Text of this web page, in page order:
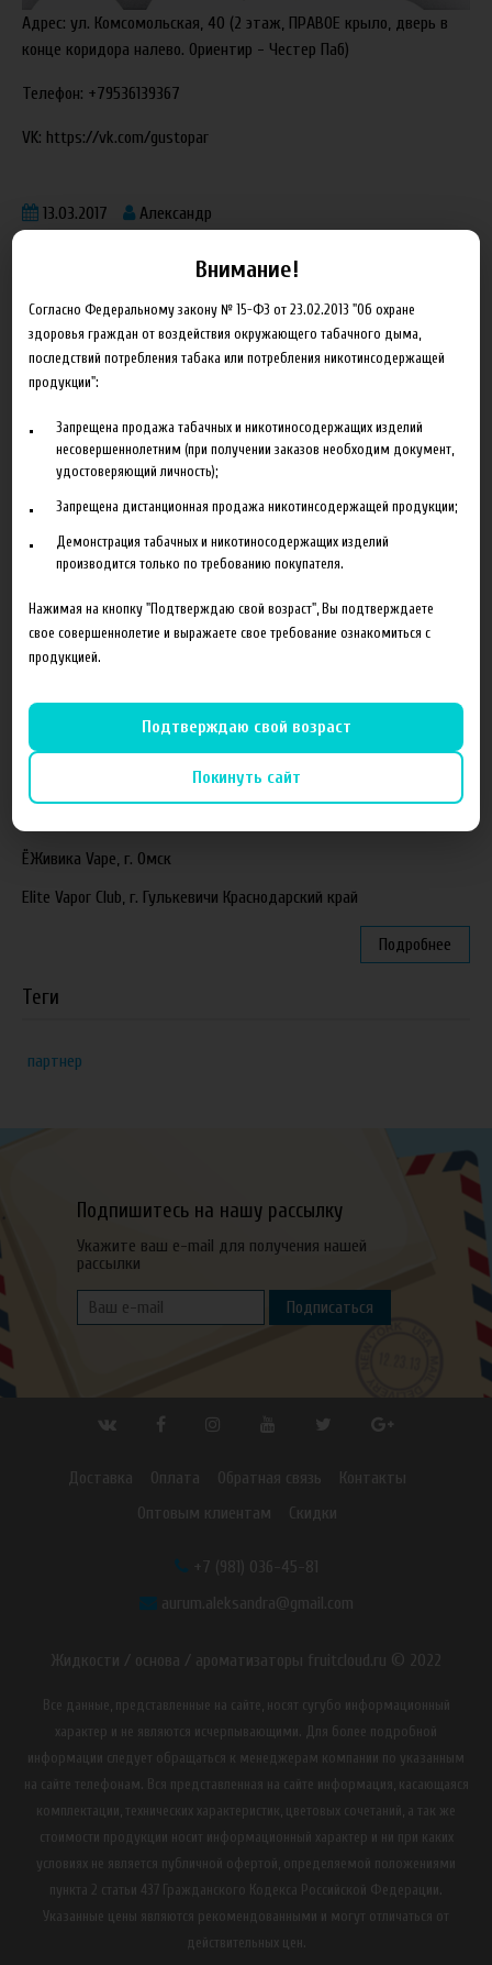
Адрес: ул. Комсомольская, 40 (2 этаж, ПРАВОЕ крыло, дверь в
конце коридора налево. Ориентир - Честер Паб)
Телефон: +79536139367
VK: https://vk.com/gustopar
13.03.2017 Александр
Новинка HeroesFarm
Ароматизаторы Xian Taima в наличии
Новая линейка жидкостей Time Travel Machine
Поступление ароматизаторов XianTaima
Подробнее
"ZEUS", г. Санкт-Петербург
VapeReserve, г. Ульяновск
ЁЖивика Vape, г. Омск
Elite Vapor Club, г. Гулькевичи Краснодарский край
Подробнее
Теги
партнер
Подпишитесь на нашу рассылку
Укажите ваш e-mail для получения нашей
рассылки
Подписаться
Доставка Оплата Обратная связь
Контакты
Оптовым клиентам
Скидки
+7 (981) 036-45-81
aurum.aleksandra@gmail.com
Жидкости / основа / ароматизаторы fruitcloud.ru © 2022
Все данные, представленные на сайте, носят сугубо информационный
характер и не являются исчерпывающими. Для более подробной
информации следует обращаться к менеджерам компании по указанным
на сайте телефонам. Вся представленная на сайте информация, касающаяся
комплектации, технических характеристик, цветовых сочетаний, а так же
стоимости продукции носит информационный характер и ни при каких
условиях не является публичной офертой, определяемой положениями
пункта 2 статьи 437 Гражданского Кодекса Российской Федерации.
Указанные цены являются рекомендованными и могут отличаться от
действительных цен.
Внимание!
Согласно Федеральному закону № 15-ФЗ от 23.02.2013 "Об охране
здоровья граждан от воздействия окружающего табачного дыма,
последствий потребления табака или потребления никотинсодержащей
продукции":
Запрещена продажа табачных и никотиносодержащих изделий
несовершеннолетним (при получении заказов необходим документ,
удостоверяющий личность);
Запрещена дистанционная продажа никотинсодержащей продукции;
Демонстрация табачных и никотиносодержащих изделий
производится только по требованию покупателя.
Нажимая на кнопку "Подтверждаю свой возраст", Вы подтверждаете
свое совершеннолетие и выражаете свое требование ознакомиться с
продукцией.
Подтверждаю свой возраст
Покинуть сайт